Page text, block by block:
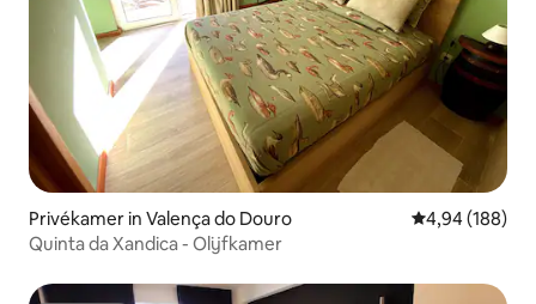
Privékamer in Valença do Douro Gemiddelde
4,94 (188)
Quinta da Xandica - Olijfkamer